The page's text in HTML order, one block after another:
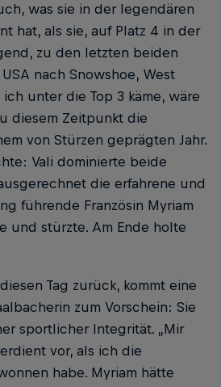
was sie in der legendären
hat, als sie, auf Platz 4 in der
zu den letzten beiden
nach Snowshoe, West
ich unter die Top 3 käme, wäre
diesem Zeitpunkt die
von Stürzen geprägten Jahr.
Vali dominierte beide
die erfahrene und
führende Französin Myriam
und stürzte. Am Ende holte
Tag zurück, kommt eine
zum Vorschein: Sie
sportlicher Integrität. „Mir
vor, als ich die
habe. Myriam hätte